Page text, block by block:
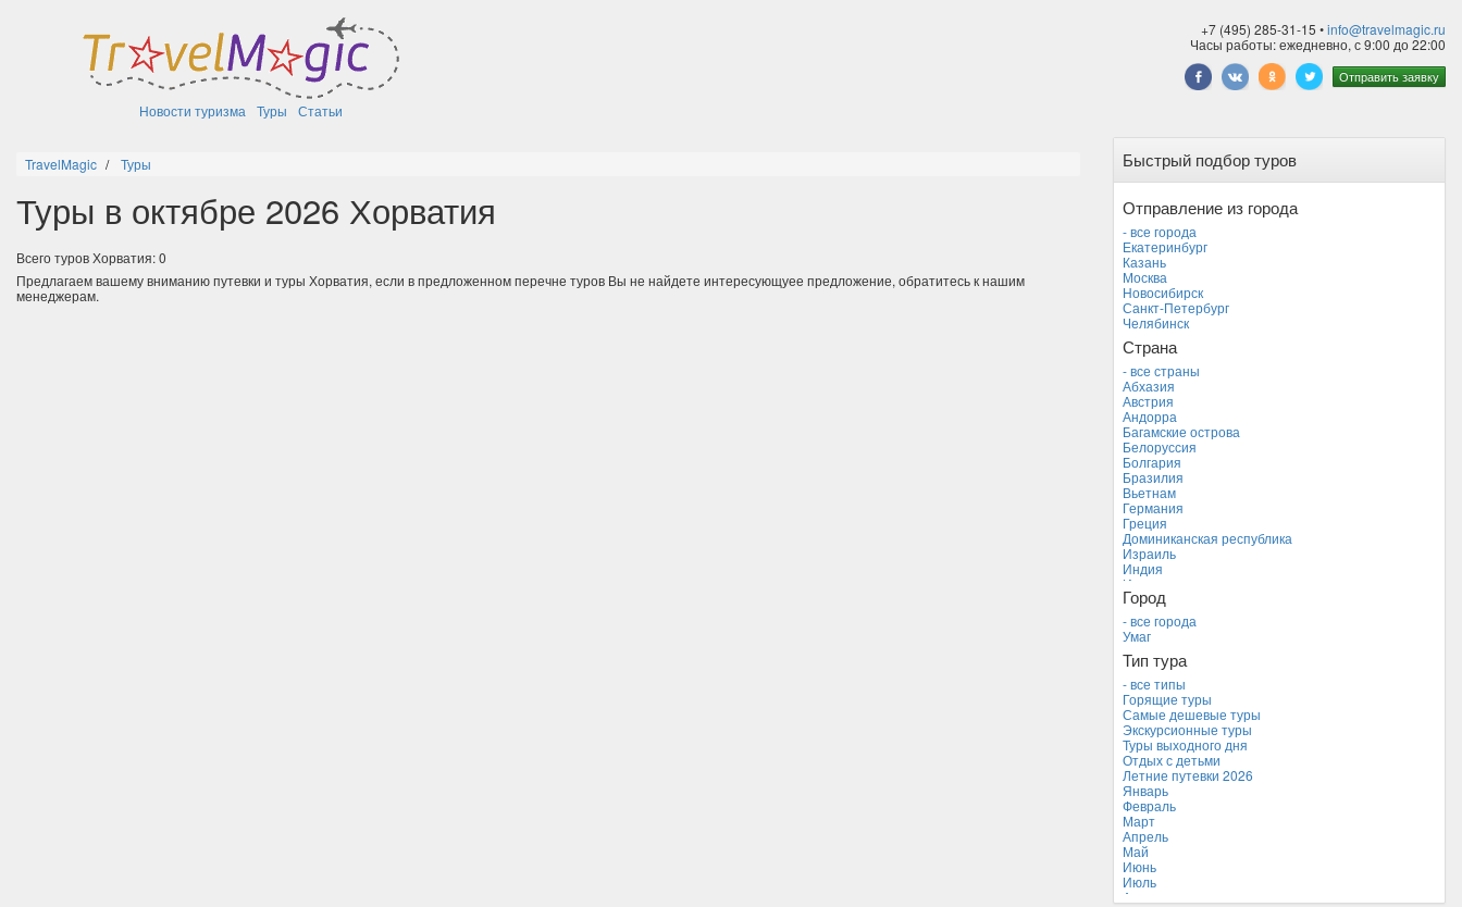
Новости туризма Туры Статьи
+7 (495) 285-31-15 •info@travelmagic.ru
Часы работы: ежедневно, с 9:00 до 22:00
Отправить заявку
TravelMagic Туры
Туры в октябре 2026 Хорватия
Всего туров Хорватия: 0
Предлагаем вашему вниманию путевки и туры Хорватия, если в предложенном перечне туров Вы не найдете интересующуее предложение, обратитесь к нашим
менеджерам.
Быстрый подбор туров
Отправление из города
- все города
Екатеринбург
Казань
Москва
Новосибирск
Санкт-Петербург
Челябинск
Страна
- все страны
Абхазия
Австрия
Андорра
Багамские острова
Белоруссия
Болгария
Бразилия
Вьетнам
Германия
Греция
Доминиканская республика
Израиль
Индия
Индонезия
Иордания
Италия
Камбоджа
Кипр
Мальдивские острова
Мальта
Новая Зеландия
Объединенные Арабские Эмираты
Перу
Россия
Таиланд
Тунис
Турция
Финляндия
Франция
Хорватия *
Черногория
Чехия
Город
- все города
Умаг
Тип тура
- все типы
Горящие туры
Самые дешевые туры
Экскурсионные туры
Туры выходного дня
Отдых с детьми
Летние путевки 2026
Январь
Февраль
Март
Апрель
Май
Июнь
Июль
Август